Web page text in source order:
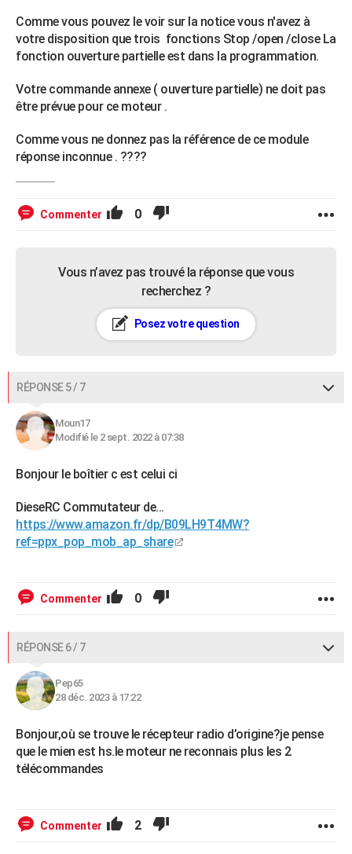
Comme vous pouvez le voir sur la notice vous n'avez à
votre disposition que trois fonctions Stop /open /close La
fonction ouverture partielle est dans la programmation.
Votre commande annexe ( ouverture partielle) ne doit pas
être prévue pour ce moteur .
Comme vous ne donnez pas la référence de ce module
réponse inconnue . ????
Commenter 0
Vous n’avez pas trouvé la réponse que vous
recherchez ?
Posez votre question
RÉPONSE 5 / 7
Moun17
Modifié le 2 sept. 2022 à 07:38
Bonjour le boîtier c est celui ci
DieseRC Commutateur de...
https://www.amazon.fr/dp/B09LH9T4MW?
ref=ppx_pop_mob_ap_share
Commenter 0
RÉPONSE 6 / 7
Pep65
28 déc. 2023 à 17:22
Bonjour,où se trouve le récepteur radio d’origine?je pense
que le mien est hs.le moteur ne reconnais plus les 2
télécommandes
Commenter 2